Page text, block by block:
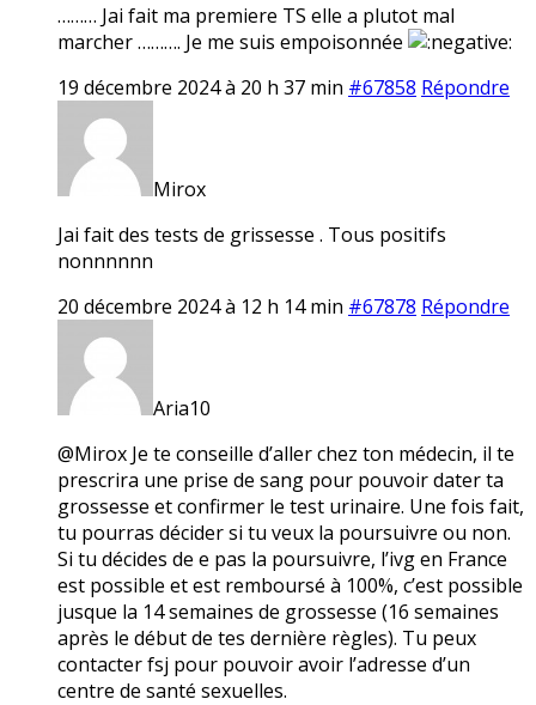
……… Jai fait ma premiere TS elle a plutot mal
marcher ………. Je me suis empoisonnée
19 décembre 2024 à 20 h 37 min #67858 Répondre
Mirox
Jai fait des tests de grissesse . Tous positifs
nonnnnnn
20 décembre 2024 à 12 h 14 min #67878 Répondre
Aria10
@Mirox Je te conseille d’aller chez ton médecin, il te
prescrira une prise de sang pour pouvoir dater ta
grossesse et confirmer le test urinaire. Une fois fait,
tu pourras décider si tu veux la poursuivre ou non.
Si tu décides de e pas la poursuivre, l’ivg en France
est possible et est remboursé à 100%, c’est possible
jusque la 14 semaines de grossesse (16 semaines
après le début de tes dernière règles). Tu peux
contacter fsj pour pouvoir avoir l’adresse d’un
centre de santé sexuelles.